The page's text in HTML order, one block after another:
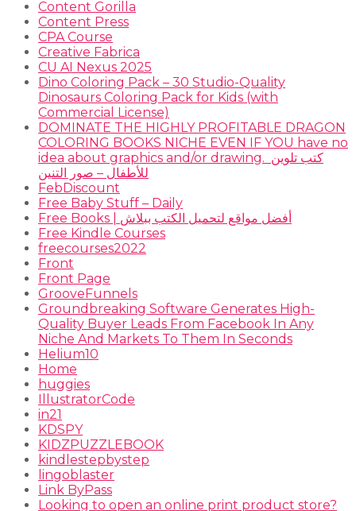
Content Gorilla
Content Press
CPA Course
Creative Fabrica
CU AI Nexus 2025
Dino Coloring Pack – 30 Studio-Quality
Dinosaurs Coloring Pack for Kids (with
Commercial License)
DOMINATE THE HIGHLY PROFITABLE DRAGON
COLORING BOOKS NICHE EVEN IF YOU have no
idea about graphics and/or drawing. ​ كتب تلوين
للأطفال – صور التنين
FebDiscount
Free Baby Stuff – Daily
Free Books | أفضل مواقع لتحميل الكتب ببلاش
Free Kindle Courses
freecourses2022
Front
Front Page
GrooveFunnels
Groundbreaking Software Generates High-
Quality Buyer Leads From Facebook In Any
Niche And Markets To Them In Seconds
Helium10
Home
huggies
IllustratorCode
in21
KDSPY
KIDZPUZZLEBOOK
kindlestepbystep
lingoblaster
Link ByPass
Looking to open an online print product store?